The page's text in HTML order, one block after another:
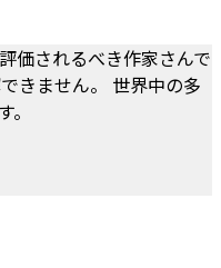
価されるべき作家さんで
きません。 世界中の多